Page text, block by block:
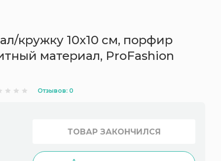
кружку 10х10 см, порфир
материал, ProFashion
Отзывов: 0
ТОВАР ЗАКОНЧИЛСЯ